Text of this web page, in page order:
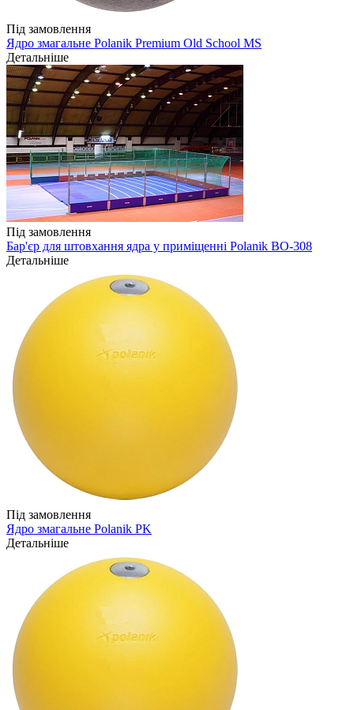
Під замовлення
Ядро змагальне Polanik Premium Old School MS
Детальніше
Під замовлення
Бар'єр для штовхання ядра у приміщенні Polanik BO-308
Детальніше
Під замовлення
Ядро змагальне Polanik PK
Детальніше